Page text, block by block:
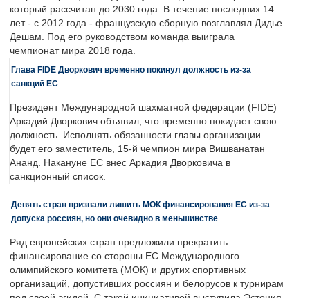
который рассчитан до 2030 года. В течение последних 14
лет - с 2012 года - французскую сборную возглавлял Дидье
Дешам. Под его руководством команда выиграла
чемпионат мира 2018 года.
Глава FIDE Дворкович временно покинул должность из-за
санкций ЕС
Президент Международной шахматной федерации (FIDE)
Аркадий Дворкович объявил, что временно покидает свою
должность. Исполнять обязанности главы организации
будет его заместитель, 15-й чемпион мира Вишванатан
Ананд. Накануне ЕС внес Аркадия Дворковича в
санкционный список.
Девять стран призвали лишить МОК финансирования ЕС из-за
допуска россиян, но они очевидно в меньшинстве
Ряд европейских стран предложили прекратить
финансирование со стороны ЕС Международного
олимпийского комитета (МОК) и других спортивных
организаций, допустивших россиян и белорусов к турнирам